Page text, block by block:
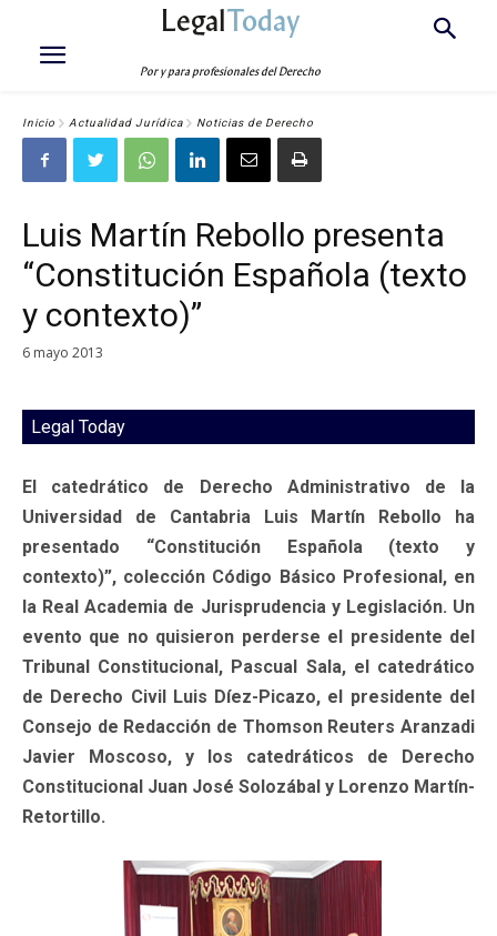
LegalToday
Por y para profesionales del Derecho
Inicio Actualidad Jurídica Noticias de Derecho
Luis Martín Rebollo presenta
“Constitución Española (texto
y contexto)”
6 mayo 2013
Legal Today
El catedrático de Derecho Administrativo de la
Universidad de Cantabria Luis Martín Rebollo ha
presentado “Constitución Española (texto y
contexto)”, colección Código Básico Profesional, en
la Real Academia de Jurisprudencia y Legislación. Un
evento que no quisieron perderse el presidente del
Tribunal Constitucional, Pascual Sala, el catedrático
de Derecho Civil Luis Díez-Picazo, el presidente del
Consejo de Redacción de Thomson Reuters Aranzadi
Javier Moscoso, y los catedráticos de Derecho
Constitucional Juan José Solozábal y Lorenzo Martín-
Retortillo.